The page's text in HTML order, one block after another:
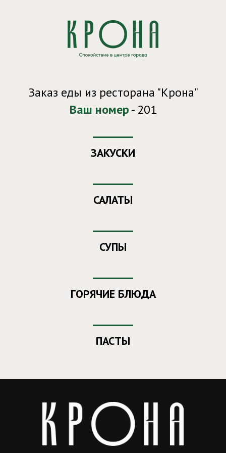
Заказ еды из ресторана "Крона"
Ваш номер- 201
ЗАКУСКИ
САЛАТЫ
СУПЫ
ГОРЯЧИЕ БЛЮДА
ПАСТЫ